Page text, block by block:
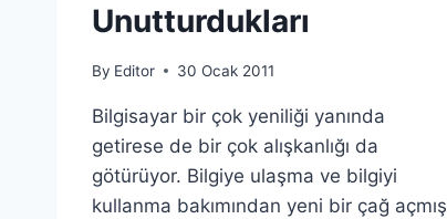
Unutturdukları
By Editor 30 Ocak 2011
Bilgisayar bir çok yeniliği yanında
getirese de bir çok alışkanlığı da
götürüyor. Bilgiye ulaşma ve bilgiyi
kullanma bakımından yeni bir çağ açmış